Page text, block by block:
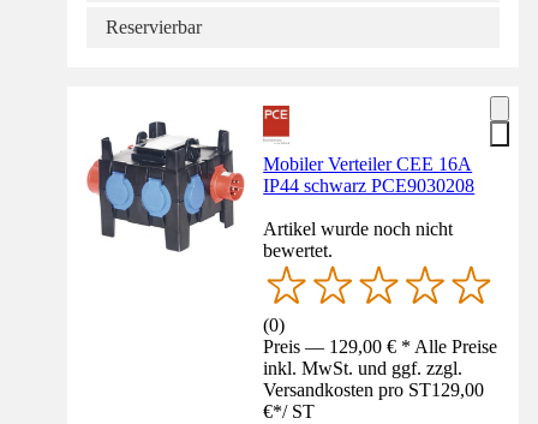
Reservierbar
Mobiler Verteiler CEE 16A
IP44 schwarz PCE9030208
Artikel wurde noch nicht
bewertet.
(0)
Preis — 129,00 € * Alle Preise
inkl. MwSt. und ggf. zzgl.
Versandkosten pro ST129,00
€*/ ST